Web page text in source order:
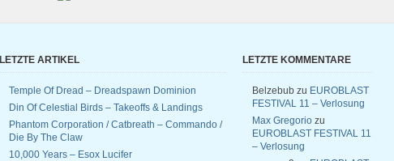
LETZTE ARTIKEL
Temple Of Dread – Dreadspawn Dominion
Din Of Celestial Birds – Takeoffs & Landings
Phantom Corporation / Catbreath – Commando /
Die By The Claw
10,000 Years – Esox Lucifer
LETZTE KOMMENTARE
Belzebub zu EUROBLAST
FESTIVAL 11 – Verlosung
Max Gregorio zu
EUROBLAST FESTIVAL 11
– Verlosung